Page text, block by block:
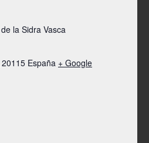
la Sidra Vasca
20115 España + Google